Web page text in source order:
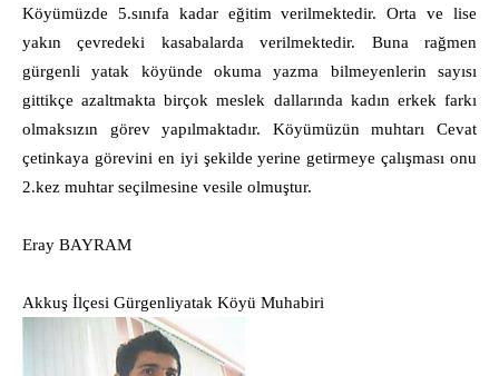
Köyümüzde 5.sınıfa kadar eğitim verilmektedir. Orta ve lise
yakın çevredeki kasabalarda verilmektedir. Buna rağmen
gürgenli yatak köyünde okuma yazma bilmeyenlerin sayısı
gittikçe azaltmakta birçok meslek dallarında kadın erkek farkı
olmaksızın görev yapılmaktadır. Köyümüzün muhtarı Cevat
çetinkaya görevini en iyi şekilde yerine getirmeye çalışması onu
2.kez muhtar seçilmesine vesile olmuştur.
Eray BAYRAM
Akkuş İlçesi Gürgenliyatak Köyü Muhabiri